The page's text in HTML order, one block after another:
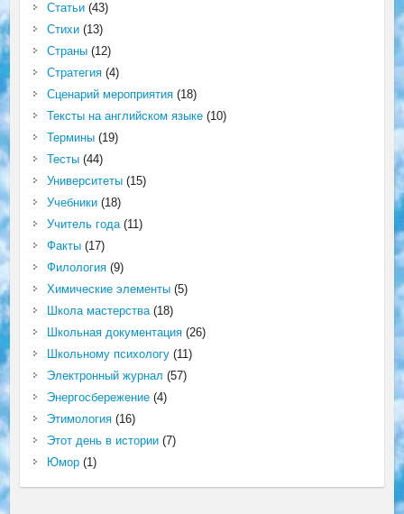
Статьи(43)
Стихи(13)
Страны(12)
Стратегия(4)
Сценарий мероприятия(18)
Тексты на английском языке(10)
Термины(19)
Тесты(44)
Университеты(15)
Учебники(18)
Учитель года(11)
Факты(17)
Филология(9)
Химические элементы(5)
Школа мастерства(18)
Школьная документация(26)
Школьному психологу(11)
Электронный журнал (57)
Энергосбережение(4)
Этимология(16)
Этот день в истории(7)
Юмор(1)